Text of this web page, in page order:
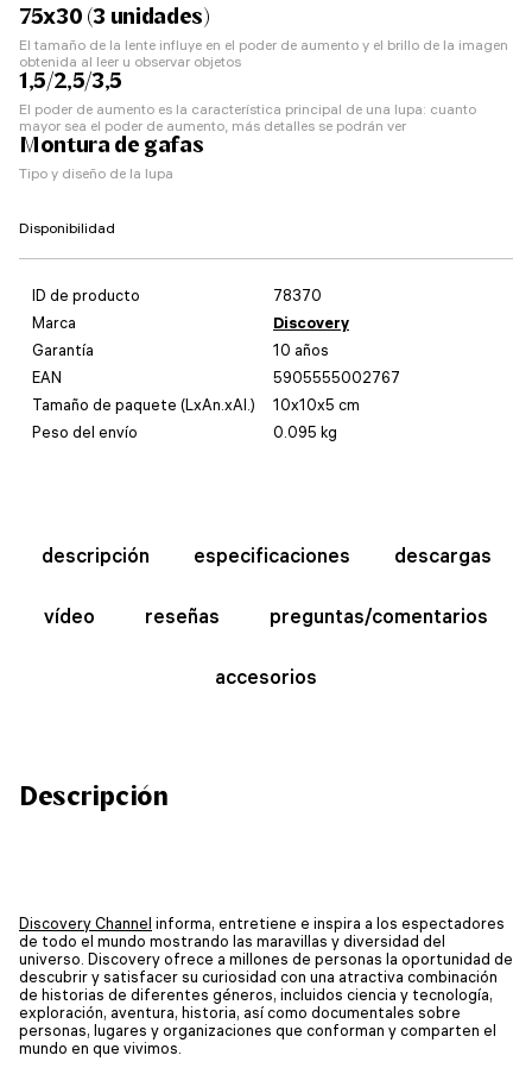
75x30 (3 unidades)
El tamaño de la lente influye en el poder de aumento y el brillo de la imagen
obtenida al leer u observar objetos
1,5/2,5/3,5
El poder de aumento es la característica principal de una lupa: cuanto
mayor sea el poder de aumento, más detalles se podrán ver
Montura de gafas
Tipo y diseño de la lupa
Disponibilidad
ID de producto
78370
Marca
Discovery
Garantía
10 años
EAN
5905555002767
Tamaño de paquete (LxAn.xAl.)
10x10x5 cm
Peso del envío
0.095 kg
descripción especificaciones descargas
vídeo reseñas preguntas/comentarios
accesorios
Descripción
Discovery Channel informa, entretiene e inspira a los espectadores
de todo el mundo mostrando las maravillas y diversidad del
universo. Discovery ofrece a millones de personas la oportunidad de
descubrir y satisfacer su curiosidad con una atractiva combinación
de historias de diferentes géneros, incluidos ciencia y tecnología,
exploración, aventura, historia, así como documentales sobre
personas, lugares y organizaciones que conforman y comparten el
mundo en que vivimos.